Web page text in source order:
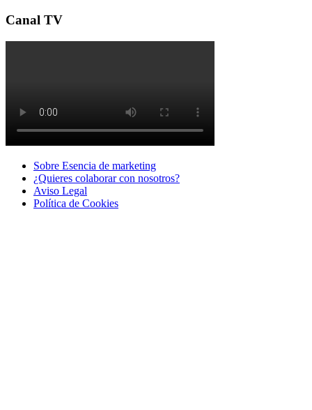
Canal TV
Sobre Esencia de marketing
¿Quieres colaborar con nosotros?
Aviso Legal
Polí­tica de Cookies